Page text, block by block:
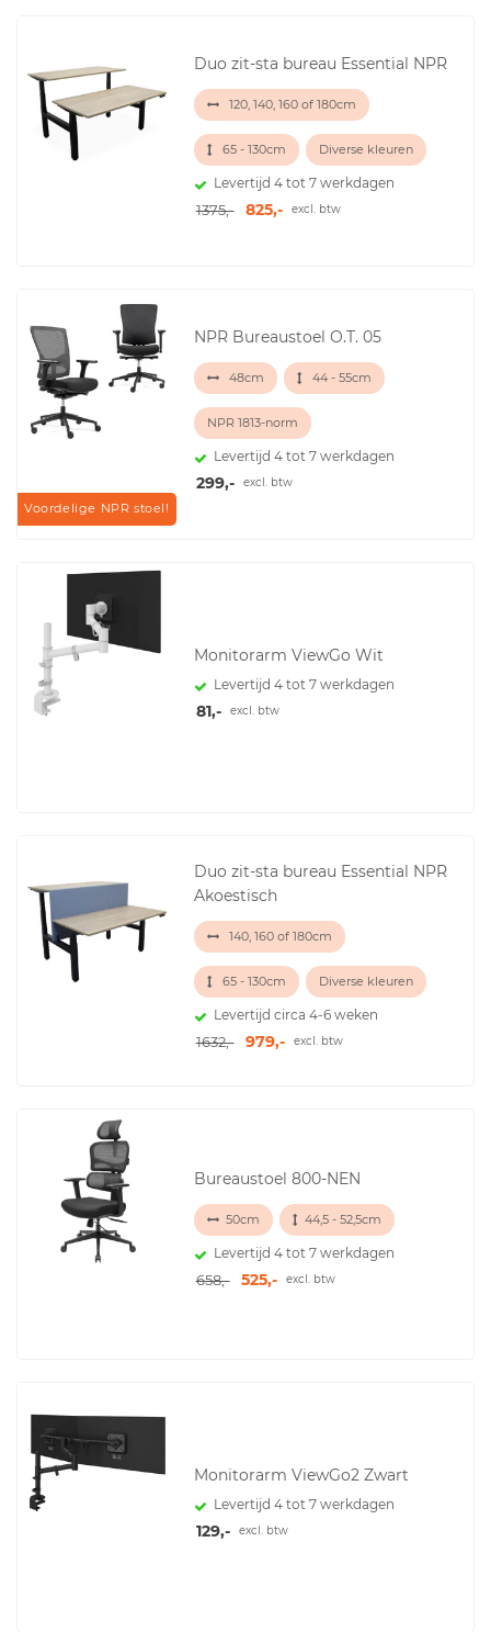
Duo zit-sta bureau Essential NPR
120, 140, 160 of 180cm
65 - 130cm Diverse kleuren
Levertijd 4 tot 7 werkdagen
1375,- 825,- excl. btw
Voordelige NPR stoel!
NPR Bureaustoel O.T. 05
48cm 44 - 55cm
NPR 1813-norm
Levertijd 4 tot 7 werkdagen
299,- excl. btw
Monitorarm ViewGo Wit
Levertijd 4 tot 7 werkdagen
81,- excl. btw
Duo zit-sta bureau Essential NPR
Akoestisch
140, 160 of 180cm
65 - 130cm Diverse kleuren
Levertijd circa 4-6 weken
1632,- 979,- excl. btw
Bureaustoel 800-NEN
50cm 44,5 - 52,5cm
Levertijd 4 tot 7 werkdagen
658,- 525,- excl. btw
Monitorarm ViewGo2 Zwart
Levertijd 4 tot 7 werkdagen
129,- excl. btw